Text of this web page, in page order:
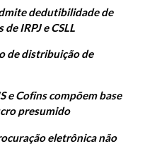
dedutibilidade de
IRPJ e CSLL
de distribuição de
e Cofins compõem base
presumido
eletrônica não